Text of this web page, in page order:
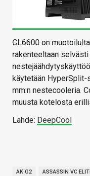
CL6600 on
rakenteeltaan
käytetään
mm:n nestecooleria.
muusta kotelosta
Lähde: DeepCool
AK G2 ASSASSIN VC